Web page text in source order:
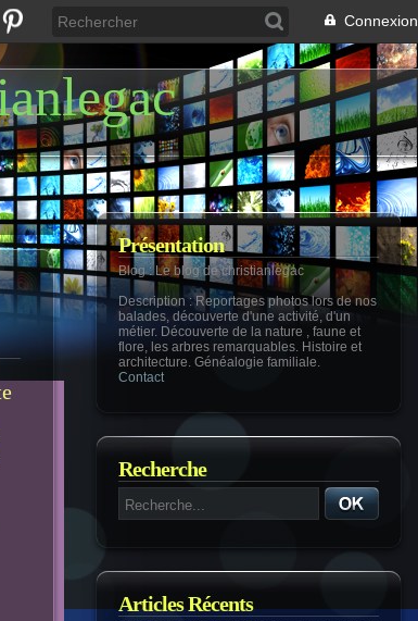
Connexion
Présentation
Blog : Le blog de christianlegac
Description: Reportages photos lors de nos
balades, découverte d'une activité, d'un
métier. Découverte de la nature , faune et
flore, les arbres remarquables. Histoire et
architecture. Généalogie familiale.
Contact
Recherche
Articles Récents